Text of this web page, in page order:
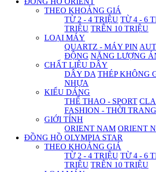
THEO KHOẢNG GIÁ
TỪ 2 - 4 TRIỆU TỪ 4 - 6
TRIỆU TRÊN 10 TRIỆU
LOẠI MÁY
QUARTZ - MÁY PIN
ĐỘNG NĂNG LƯỢNG
CHẤT LIỆU DÂY
DÂY DA THÉP KHÔNG
NHỰA
KIỂU DÁNG
THỂ THAO - SPORT
FASHION - THỜI TRANG
GIỚI TÍNH
ORIENT NAM ORIENT
ĐỒNG HỒ OLYMPIA STAR
THEO KHOẢNG GIÁ
TỪ 2 - 4 TRIỆU TỪ 4 - 6
TRIỆU TRÊN 10 TRIỆU